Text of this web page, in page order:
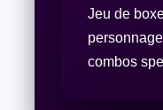
Jeu de
combos